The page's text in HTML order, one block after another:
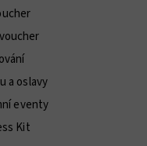
a oslavy
eventy
Kit